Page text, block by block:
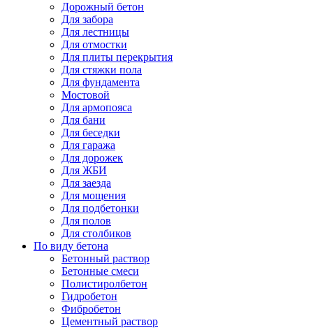
Дорожный бетон
Для забора
Для лестницы
Для отмостки
Для плиты перекрытия
Для стяжки пола
Для фундамента
Мостовой
Для армопояса
Для бани
Для беседки
Для гаража
Для дорожек
Для ЖБИ
Для заезда
Для мощения
Для подбетонки
Для полов
Для столбиков
По виду бетона
Бетонный раствор
Бетонные смеси
Полистиролбетон
Гидробетон
Фибробетон
Цементный раствор